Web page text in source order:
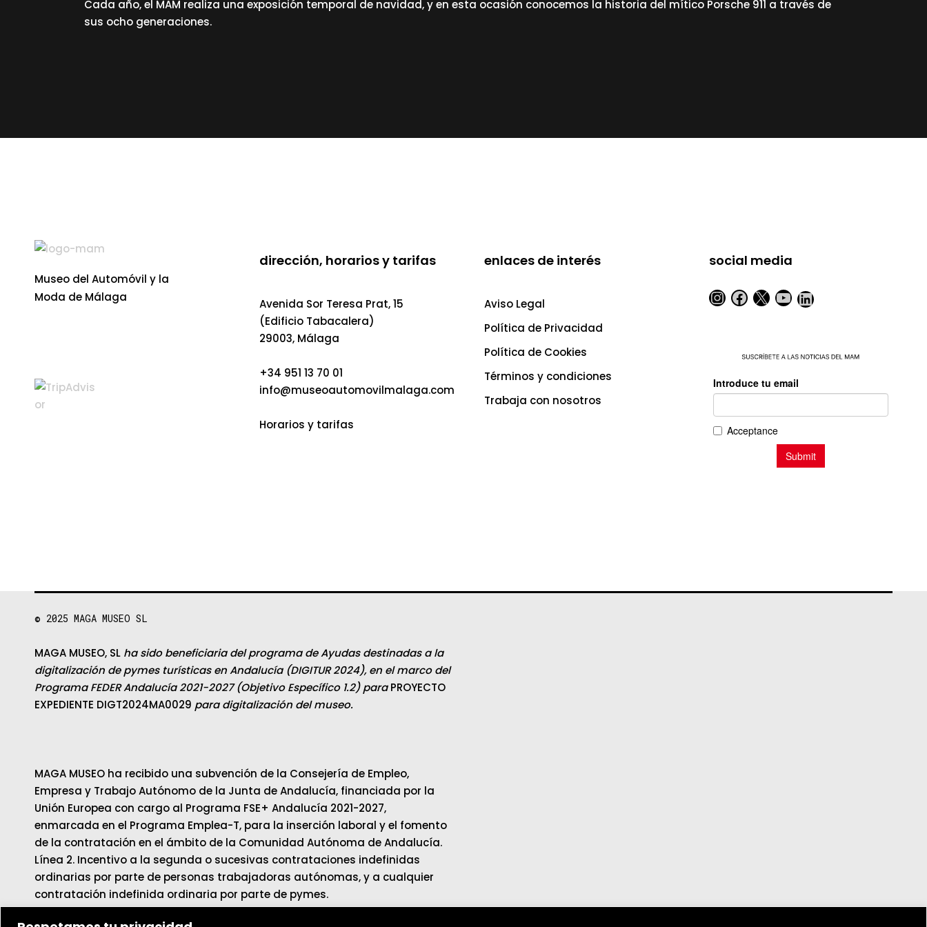
Cada año, el MAM realiza una exposición temporal de navidad, y en esta ocasión conocemos la historia del mítico Porsche 911 a través de
sus ocho generaciones.
Museo del Automóvil y la
Moda de Málaga
dirección, horarios y tarifas
Avenida Sor Teresa Prat, 15
(Edificio Tabacalera)
29003, Málaga
+34 951 13 70 01
info@museoautomovilmalaga.com
Horarios y tarifas
enlaces de interés
Aviso Legal
Política de Privacidad
Política de Cookies
Términos y condiciones
Trabaja con nosotros
social media
Instagram
Facebook
X YouTube
LinkedIn
© 2025 MAGA MUSEO SL
MAGA MUSEO, SL ha sido beneficiaria del programa de Ayudas destinadas a la
digitalización de pymes turísticas en Andalucía (DIGITUR 2024), en el marco del
Programa FEDER Andalucía 2021-2027 (Objetivo Específico 1.2) paraPROYECTO
EXPEDIENTE DIGT2024MA0029 para digitalización del museo.
MAGA MUSEO ha recibido una subvención de la Consejería de Empleo,
Empresa y Trabajo Autónomo de la Junta de Andalucía, financiada por la
Unión Europea con cargo al Programa FSE+ Andalucía 2021-2027,
enmarcada en el Programa Emplea-T, para la inserción laboral y el fomento
de la contratación en el ámbito de la Comunidad Autónoma de Andalucía.
Línea 2. Incentivo a la segunda o sucesivas contrataciones indefinidas
ordinarias por parte de personas trabajadoras autónomas, y a cualquier
contratación indefinida ordinaria por parte de pymes.